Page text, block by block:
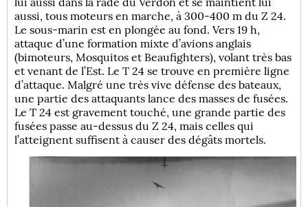
aussi, tous moteurs en marche, à 300-400 m du Z 24.
Le sous-marin est en plongée au fond. Vers 19 h,
attaque d’une formation mixte d’avions anglais
(bimoteurs, Mosquitos et Beaufighters), volant très bas
et venant de l’Est. Le T 24 se trouve en première ligne
d’attaque. Malgré une très vive défense des bateaux,
une partie des attaquants lance des masses de fusées.
Le T 24 est gravement touché, une grande partie des
fusées passe au-dessus du Z 24, mais celles qui
l’atteignent suffisent à causer des dégâts mortels.